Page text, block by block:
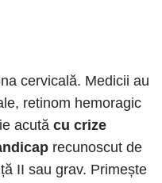
cervicală. Medicii au
retinom hemoragic
acută cu crize
recunoscut de
II sau grav. Primește